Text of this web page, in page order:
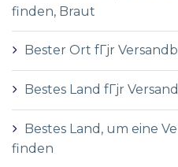
finden, Braut
Bester Ort fГјr
Bestes Land fГјr
Bestes Land, um eine
finden